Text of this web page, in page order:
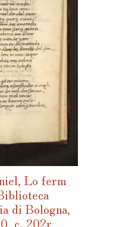
Lo ferm
di Bologna,
c. 202r